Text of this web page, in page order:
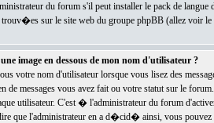
du forum s'il peut installer le pack de
sur le site web du groupe phpBB (allez voir le
image en dessous de mon nom d'utilisateur ?
votre nom d'utilisateur lorsque vous lisez des
de messages vous avez fait ou votre statut sur le
utilisateur. C'est � l'administrateur du forum
que l'administrateur en a d�cid� ainsi, vous